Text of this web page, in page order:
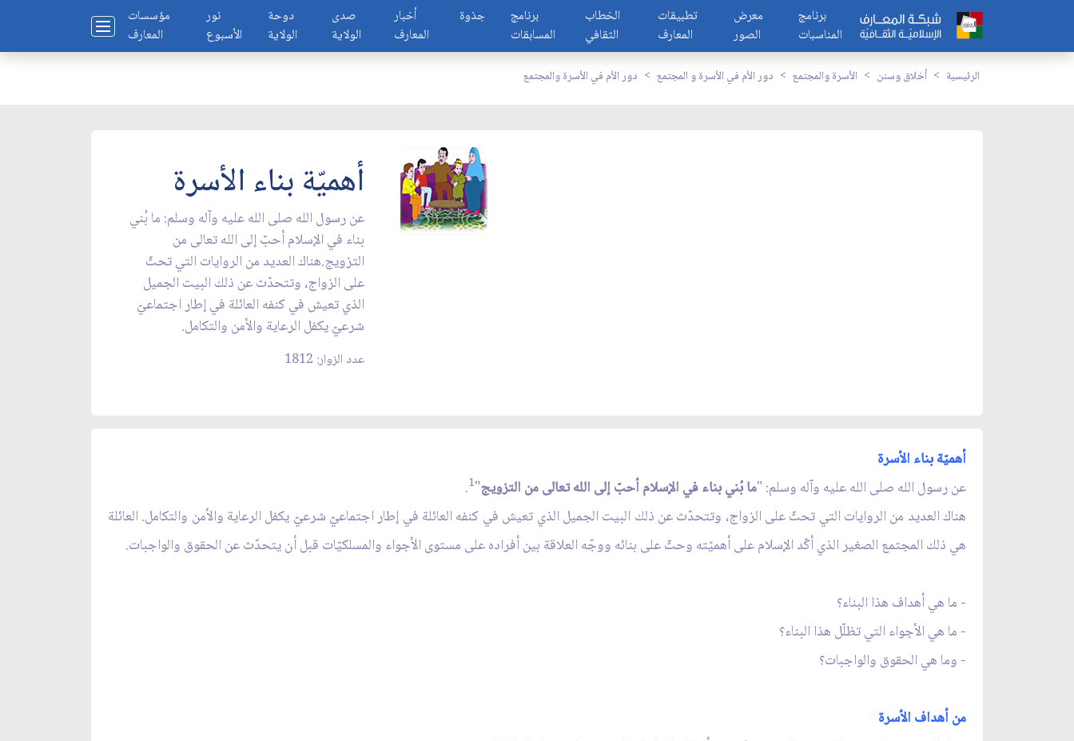
مؤسسات
المعارف
نور
الأسبوع
دوحة
الولاية
صدى
الولاية
أخبار
المعارف
جذوة
برنامج
المسابقات
الخطاب
الثقافي
تطبيقات
المعارف
معرض
الصور
برنامج
المناسبات
الرئيسية أخلاق وسنن الأسرة والمجتمع دور الأم في الأسرة و المجتمع دور الأم في الأسرة والمجتمع
أهميّة بناء الأسرة
عن رسول الله صلى الله عليه وآله وسلم: ما بُني
بناء في الإسلام أحبّ إلى الله تعالى من
التزويج.هناك العديد من الروايات التي تحثّ
على الزواج، وتتحدّث عن ذلك البيت الجميل
الذي تعيش في كنفه العائلة في إطار اجتماعيّ
شرعيّ يكفل الرعاية والأمن والتكامل.
عدد الزوار: 1812
أهميّة بناء الأسرة
عن رسول الله صلى الله عليه وآله وسلم: "ما بُني بناء في الإسلام أحبّ إلى الله تعالى من التزويج"
1
.
هناك العديد من الروايات التي تحثّ على الزواج، وتتحدّث عن ذلك البيت الجميل الذي تعيش في كنفه العائلة في إطار اجتماعيّ شرعيّ يكفل الرعاية والأمن والتكامل. العائلة
هي ذلك المجتمع الصغير الذي أكّد الإسلام على أهميّته وحثّ على بنائه ووجّه العلاقة بين أفراده على مستوى الأجواء والمسلكيّات قبل أن يتحدّث عن الحقوق والواجبات.
- ما هي أهداف هذا البناء؟
- ما هي الأجواء التي تظلّل هذا البناء؟
- وما هي الحقوق والواجبات؟
من أهداف الأسرة